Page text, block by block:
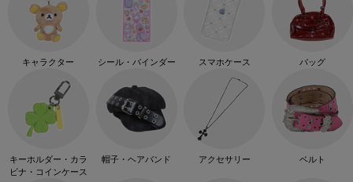
キャラクター シール・バインダー スマホケース バッグ
キーホルダー・カラ
ビナ・コインケース
帽子・ヘアバンド アクセサリー ベルト